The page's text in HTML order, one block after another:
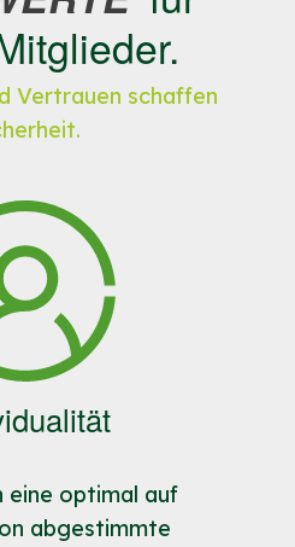
ibalis(Zeitraum
Angebot an
Sie den
ab
den Anspruch auf
zu verlieren.
Vertrauen schaffen
eine optimal auf
abgestimmte